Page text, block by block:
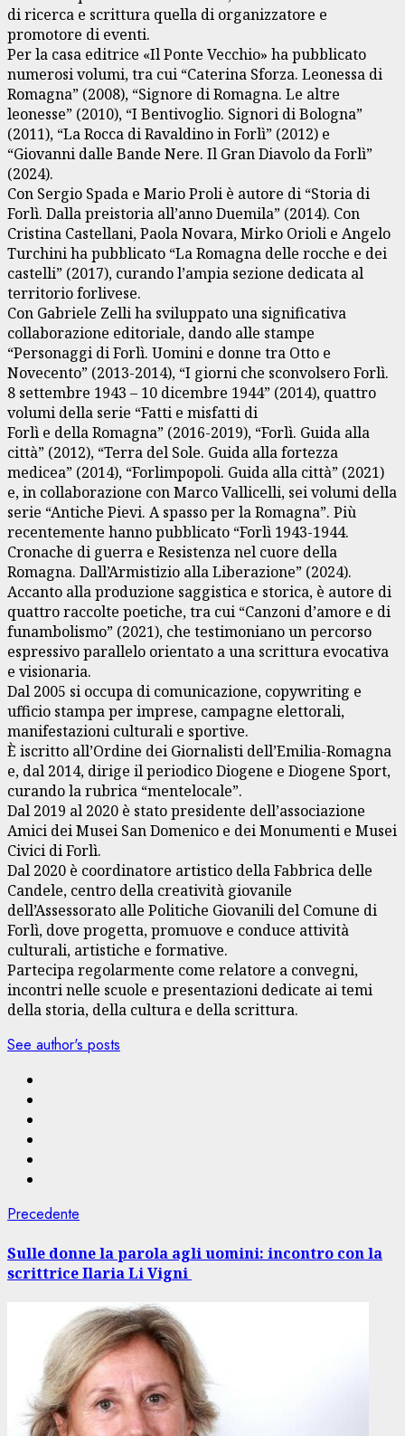
di ricerca e scrittura quella di organizzatore e
promotore di eventi.
Per la casa editrice «Il Ponte Vecchio» ha pubblicato
numerosi volumi, tra cui “Caterina Sforza. Leonessa di
Romagna” (2008), “Signore di Romagna. Le altre
leonesse” (2010), “I Bentivoglio. Signori di Bologna”
(2011), “La Rocca di Ravaldino in Forlì” (2012) e
“Giovanni dalle Bande Nere. Il Gran Diavolo da Forlì”
(2024).
Con Sergio Spada e Mario Proli è autore di “Storia di
Forlì. Dalla preistoria all’anno Duemila” (2014). Con
Cristina Castellani, Paola Novara, Mirko Orioli e Angelo
Turchini ha pubblicato “La Romagna delle rocche e dei
castelli” (2017), curando l’ampia sezione dedicata al
territorio forlivese.
Con Gabriele Zelli ha sviluppato una significativa
collaborazione editoriale, dando alle stampe
“Personaggi di Forlì. Uomini e donne tra Otto e
Novecento” (2013-2014), “I giorni che sconvolsero Forlì.
8 settembre 1943 – 10 dicembre 1944” (2014), quattro
volumi della serie “Fatti e misfatti di
Forlì e della Romagna” (2016-2019), “Forlì. Guida alla
città” (2012), “Terra del Sole. Guida alla fortezza
medicea” (2014), “Forlimpopoli. Guida alla città” (2021)
e, in collaborazione con Marco Vallicelli, sei volumi della
serie “Antiche Pievi. A spasso per la Romagna”. Più
recentemente hanno pubblicato “Forlì 1943-1944.
Cronache di guerra e Resistenza nel cuore della
Romagna. Dall’Armistizio alla Liberazione” (2024).
Accanto alla produzione saggistica e storica, è autore di
quattro raccolte poetiche, tra cui “Canzoni d’amore e di
funambolismo” (2021), che testimoniano un percorso
espressivo parallelo orientato a una scrittura evocativa
e visionaria.
Dal 2005 si occupa di comunicazione, copywriting e
ufficio stampa per imprese, campagne elettorali,
manifestazioni culturali e sportive.
È iscritto all’Ordine dei Giornalisti dell’Emilia-Romagna
e, dal 2014, dirige il periodico Diogene e Diogene Sport,
curando la rubrica “mentelocale”.
Dal 2019 al 2020 è stato presidente dell’associazione
Amici dei Musei San Domenico e dei Monumenti e Musei
Civici di Forlì.
Dal 2020 è coordinatore artistico della Fabbrica delle
Candele, centro della creatività giovanile
dell’Assessorato alle Politiche Giovanili del Comune di
Forlì, dove progetta, promuove e conduce attività
culturali, artistiche e formative.
Partecipa regolarmente come relatore a convegni,
incontri nelle scuole e presentazioni dedicate ai temi
della storia, della cultura e della scrittura.
See author's posts
Navigazione
articolo
Precedente
Sulle donne la parola agli uomini: incontro con la
scrittrice Ilaria Li Vigni